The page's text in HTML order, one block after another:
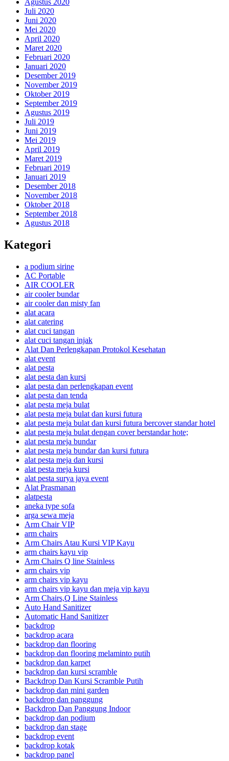
Agustus 2020
Juli 2020
Juni 2020
Mei 2020
April 2020
Maret 2020
Februari 2020
Januari 2020
Desember 2019
November 2019
Oktober 2019
September 2019
Agustus 2019
Juli 2019
Juni 2019
Mei 2019
April 2019
Maret 2019
Februari 2019
Januari 2019
Desember 2018
November 2018
Oktober 2018
September 2018
Agustus 2018
Kategori
a podium sirine
AC Portable
AIR COOLER
air cooler bundar
air cooler dan misty fan
alat acara
alat catering
alat cuci tangan
alat cuci tangan injak
Alat Dan Perlengkapan Protokol Kesehatan
alat event
alat pesta
alat pesta dan kursi
alat pesta dan perlengkapan event
alat pesta dan tenda
alat pesta meja bulat
alat pesta meja bulat dan kursi futura
alat pesta meja bulat dan kursi futura bercover standar hotel
alat pesta meja bulat dengan cover berstandar hote;
alat pesta meja bundar
alat pesta meja bundar dan kursi futura
alat pesta meja dan kursi
alat pesta meja kursi
alat pesta surya jaya event
Alat Prasmanan
alatpesta
aneka type sofa
arga sewa meja
Arm Chair VIP
arm chairs
Arm Chairs Atau Kursi VIP Kayu
arm chairs kayu vip
Arm Chairs Q line Stainless
arm chairs vip
arm chairs vip kayu
arm chairs vip kayu dan meja vip kayu
Arm Chairs,Q Line Stainless
Auto Hand Sanitizer
Automatic Hand Sanitizer
backdrop
backdrop acara
backdrop dan flooring
backdrop dan flooring melaminto putih
backdrop dan karpet
backdrop dan kursi scramble
Backdrop Dan Kursi Scramble Putih
backdrop dan mini garden
backdrop dan panggung
Backdrop Dan Panggung Indoor
backdrop dan podium
backdrop dan stage
backdrop event
backdrop kotak
backdrop panel